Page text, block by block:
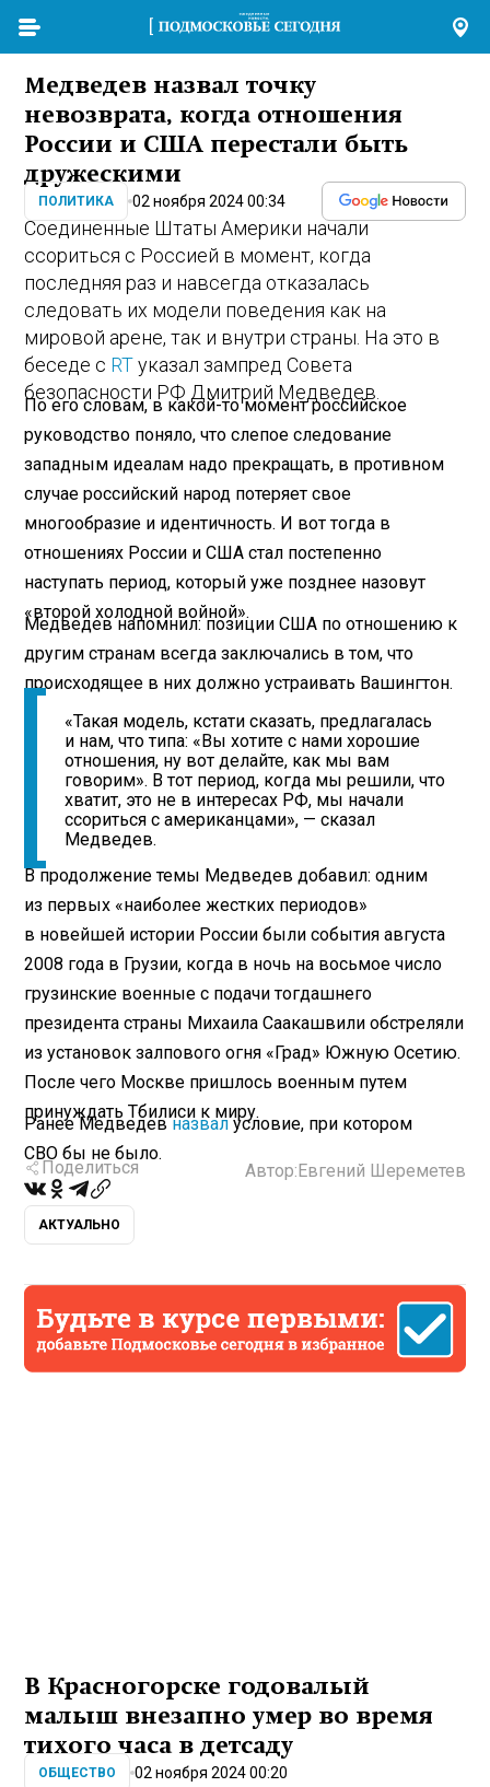
Медведев назвал точку
невозврата, когда отношения
России и США перестали быть
дружескими
ПОЛИТИКА 02 ноября 2024 00:34
Соединенные Штаты Америки начали
ссориться с Россией в момент, когда
последняя раз и навсегда отказалась
следовать их модели поведения как на
мировой арене, так и внутри страны. На это в
беседе с RTуказал зампред Совета
безопасности РФ Дмитрий Медведев.
По его словам, в какой-то момент российское
руководство поняло, что слепое следование
западным идеалам надо прекращать, в противном
случае российский народ потеряет свое
многообразие и идентичность. И вот тогда в
отношениях России и США стал постепенно
наступать период, который уже позднее назовут
«второй холодной войной».
Медведев напомнил: позиции США по отношению к
другим странам всегда заключались в том, что
происходящее в них должно устраивать Вашингтон.
«Такая модель, кстати сказать, предлагалась
и нам, что типа: «Вы хотите с нами хорошие
отношения, ну вот делайте, как мы вам
говорим». В тот период, когда мы решили, что
хватит, это не в интересах РФ, мы начали
ссориться с американцами», — сказал
Медведев.
В продолжение темы Медведев добавил: одним
из первых «наиболее жестких периодов»
в новейшей истории России были события августа
2008 года в Грузии, когда в ночь на восьмое число
грузинские военные с подачи тогдашнего
президента страны Михаила Саакашвили обстреляли
из установок залпового огня «Град» Южную Осетию.
После чего Москве пришлось военным путем
принуждать Тбилиси к миру.
Ранее Медведевназвалусловие, при котором
СВО бы не было.
Поделиться Автор: Евгений Шереметев
АКТУАЛЬНО
В Красногорске годовалый
малыш внезапно умер во время
тихого часа в детсаду
ОБЩЕСТВО 02 ноября 2024 00:20